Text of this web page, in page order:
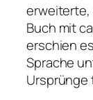
erweiterte,
Buch mit
erschien
Sprache
Ursprünge